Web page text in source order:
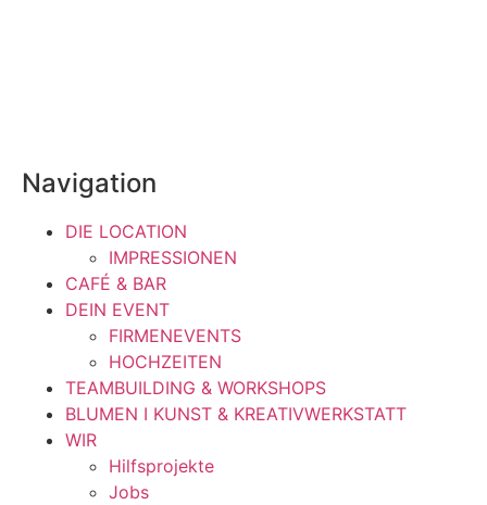
Navigation
DIE LOCATION
IMPRESSIONEN
CAFÉ & BAR
DEIN EVENT
FIRMENEVENTS
HOCHZEITEN
TEAMBUILDING & WORKSHOPS
BLUMEN I KUNST & KREATIVWERKSTATT
WIR
Hilfsprojekte
Jobs